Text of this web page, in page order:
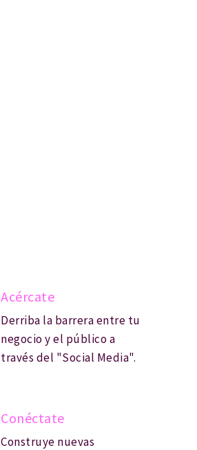
Acércate
Derriba la barrera entre tu
negocio y el público a
través del "Social Media".
Conéctate
Construye nuevas